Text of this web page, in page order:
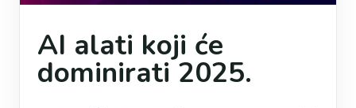
AI alati koji će
dominirati 2025.